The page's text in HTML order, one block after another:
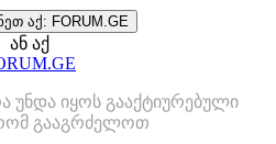
აქ: FORUM.GE
ან აქ
უნდა იყოს გააქტიურებული
გააგრძელოთ